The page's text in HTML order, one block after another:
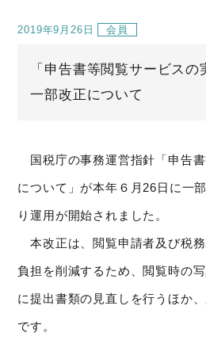
2019年9月26日 会員
「申告書等閲覧サービス
一部改正について
国税庁の事務運営指針「申告
について」が本年６月26日に一
り運用が開始されました。
本改正は、閲覧申請者及び税
負担を削減するため、閲覧時の
に提出書類の見直しを行うほか
です。